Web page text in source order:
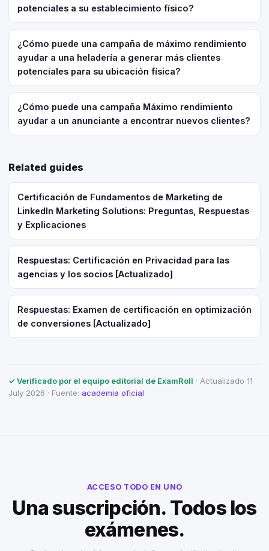
potenciales a su establecimiento físico?
¿Cómo puede una campaña de máximo rendimiento
ayudar a una heladería a generar más clientes
potenciales para su ubicación física?
¿Cómo puede una campaña Máximo rendimiento
ayudar a un anunciante a encontrar nuevos clientes?
Related guides
Certificación de Fundamentos de Marketing de
LinkedIn Marketing Solutions: Preguntas, Respuestas
y Explicaciones
Respuestas: Certificación en Privacidad para las
agencias y los socios [Actualizado]
Respuestas: Examen de certificación en optimización
de conversiones [Actualizado]
✓ Verificado por el equipo editorial de ExamRoll · Actualizado 11
July 2026 · Fuente: academia oficial
ACCESO TODO EN UNO
Una suscripción. Todos los
exámenes.